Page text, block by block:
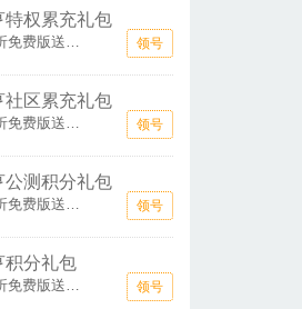
消消大亨(0.1折免费版送6480)特权累充礼包 领号
消消大亨(0.1折免费版送6480)社区累充礼包 领号
消消大亨(0.1折免费版送6480)公测积分礼包 领号
消消大亨(0.1折免费版送6480)积分礼包 领号